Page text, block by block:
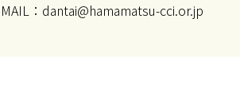
MAIL：dantai@hamamatsu-cci.or.jp